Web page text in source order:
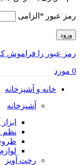
رمز عبور * الزامی
ورود
رمز عبور را فراموش
0 مورد
خانه و آشپزخانه
آشپزخانه
نظم
رخت آویز